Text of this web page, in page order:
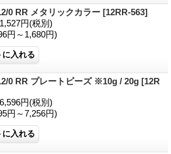
0 RR メタリックカラー [12RR-563]
円(税別)
円～1,680円)
0 RR プレートビーズ ※10g / 20g [12R
円(税別)
円～7,256円)